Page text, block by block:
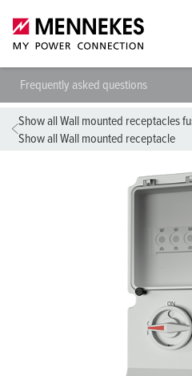
Frequently asked questions
Show all Wall mounted receptacles
Show all Wall mounted receptacle